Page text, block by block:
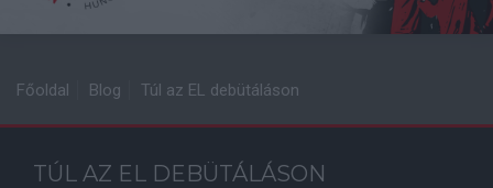
Főoldal Blog Túl az EL debütáláson
TÚL AZ EL DEBÜTÁLÁSON